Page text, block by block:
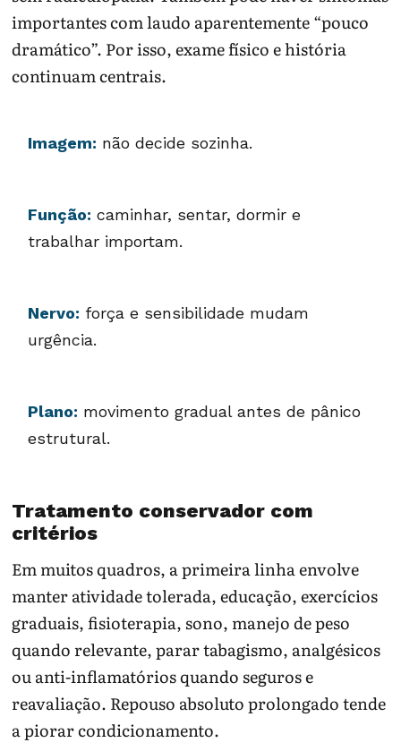
importantes com laudo aparentemente “pouco
dramático”. Por isso, exame físico e história
continuam centrais.
Imagem: não decide sozinha.
Função: caminhar, sentar, dormir e
trabalhar importam.
Nervo: força e sensibilidade mudam
urgência.
Plano: movimento gradual antes de pânico
estrutural.
Tratamento conservador com
critérios
Em muitos quadros, a primeira linha envolve
manter atividade tolerada, educação, exercícios
graduais, fisioterapia, sono, manejo de peso
quando relevante, parar tabagismo, analgésicos
ou anti-inflamatórios quando seguros e
reavaliação. Repouso absoluto prolongado tende
a piorar condicionamento.